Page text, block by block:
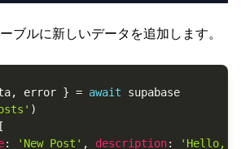
ブルに新しいデータを追加します。
, error } = await supabase
)
[
: 'New Post' , description:
'Hello,